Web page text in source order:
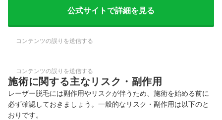
公式サイトで詳細を見る
コンテンツの誤りを送信する
コンテンツの誤りを送信する
施術に関する主なリスク・副作用
レーザー脱毛には副作用やリスクが伴うため、施術を始める前に
必ず確認しておきましょう。一般的なリスク・副作用は以下のと
おりです。